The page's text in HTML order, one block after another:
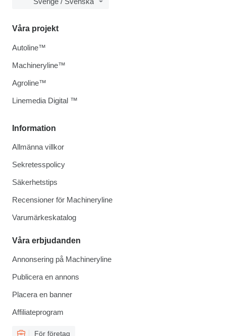
Information
Allmänna villkor
Sekretesspolicy
Säkerhetstips
Recensioner för Machineryline
Varumärkeskatalog
Våra erbjudanden
Annonsering på Machineryline
Publicera en annons
Placera en banner
Affiliateprogram
För företag
Våra projekt
Autoline™
Machineryline™
Agroline™
Linemedia Digital ™